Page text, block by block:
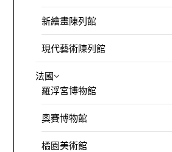
新繪畫陳列館
現代藝術陳列館
法國
羅浮宮博物館
奧賽博物館
橘園美術館